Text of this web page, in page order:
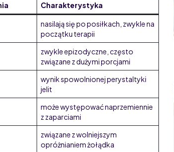
Charakterystyka
nasilają się po posiłkach, zwykle na
początku terapii
zwykle epizodyczne, często
związane z dużymi porcjami
wynik spowolnionej perystaltyki
jelit
może występować naprzemiennie
z zaparciami
związane z wolniejszym
opróżnianiem żołądka